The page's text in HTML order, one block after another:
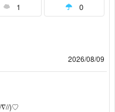
1 0
2026/08/09
∇//)♡